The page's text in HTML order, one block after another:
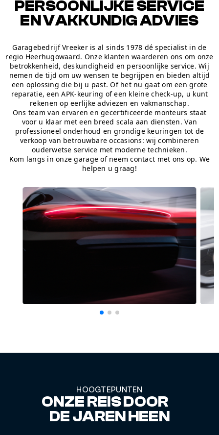
PERSOONLIJKE SERVICE
EN VAKKUNDIG ADVIES
Garagebedrijf Vreeker is al sinds 1978 dé specialist in de
regio Heerhugowaard. Onze klanten waarderen ons om onze
betrokkenheid, deskundigheid en persoonlijke service. Wij
nemen de tijd om uw wensen te begrijpen en bieden altijd
een oplossing die bij u past. Of het nu gaat om een grote
reparatie, een APK-keuring of een kleine check-up, u kunt
rekenen op eerlijke adviezen en vakmanschap.
Ons team van ervaren en gecertificeerde monteurs staat
voor u klaar met een breed scala aan diensten. Van
professioneel onderhoud en grondige keuringen tot de
verkoop van betrouwbare occasions: wij combineren
ouderwetse service met moderne technieken.
Kom langs in onze garage of neem contact met ons op. We
helpen u graag!
HOOGTEPUNTEN
ONZE REIS DOOR
DE JAREN HEEN